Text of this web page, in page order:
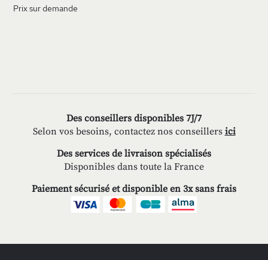
Prix sur demande
Des conseillers disponibles 7J/7
Selon vos besoins, contactez nos conseillers ici
Des services de livraison spécialisés
Disponibles dans toute la France
Paiement sécurisé et disponible en 3x sans frais